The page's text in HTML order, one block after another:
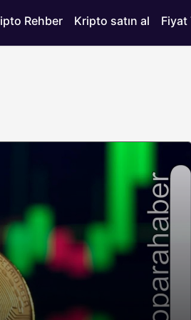
Rehber Kripto satın al Fiyat